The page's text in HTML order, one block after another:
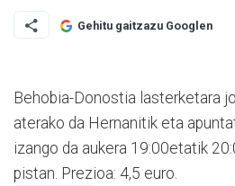
Gehitu gaitzazu Googlen
Behobia-Donostia lasterketara
aterako da Hernanitik eta
izango da aukera 19:00etatik
pistan. Prezioa: 4,5 euro.